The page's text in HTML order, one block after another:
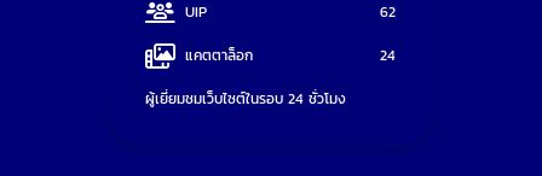
UIP
62
แคตตาล็อก
24
ผู้เยี่ยมชมเว็บไซต์ในรอบ 24 ชั่วโมง